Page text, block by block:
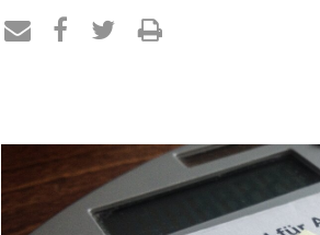
E-
Mail
Facebook
Twitter